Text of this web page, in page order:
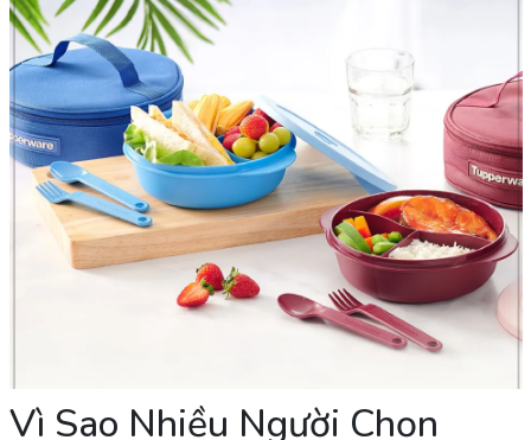
Vì Sao Nhiều Người Chọn